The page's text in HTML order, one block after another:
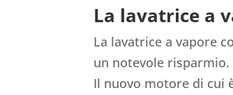
La lavatrice a
La lavatrice a vapore
un notevole risparmio.
Il nuovo motore di cui